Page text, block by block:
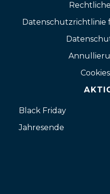
Datenschutzrichtlinie
Black Friday
Jahresende